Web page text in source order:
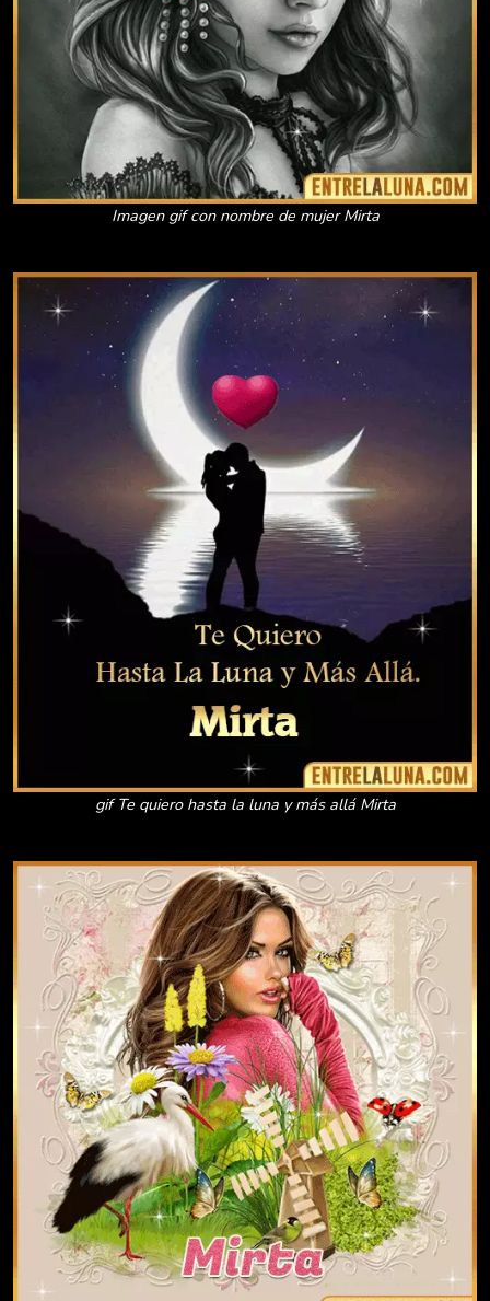
Imagen gif con nombre de mujer Mirta
gif Te quiero hasta la luna y más allá Mirta